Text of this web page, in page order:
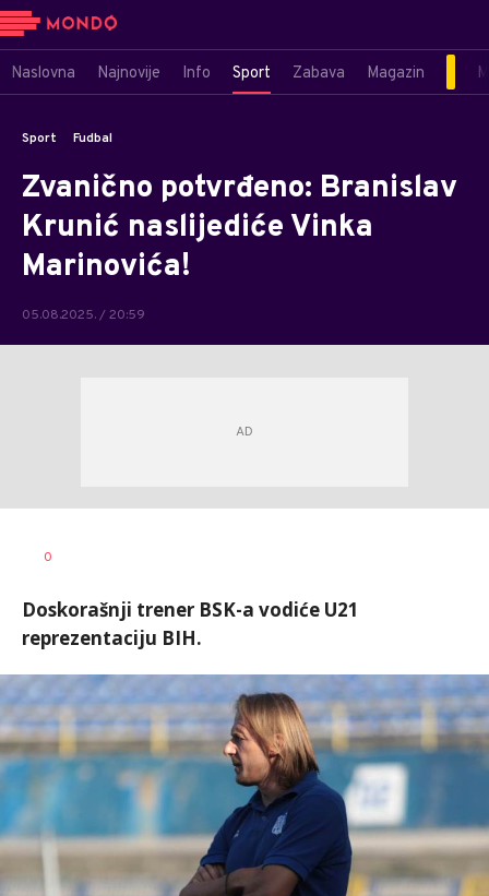
Naslovna Najnovije Info Sport Zabava Magazin
Sport Fudbal
Zvanično potvrđeno: Branislav
Krunić naslijediće Vinka
Marinovića!
05.08.2025. / 20:59
AUTOR
0
Doskorašnji trener BSK-a vodiće U21
reprezentaciju BIH.